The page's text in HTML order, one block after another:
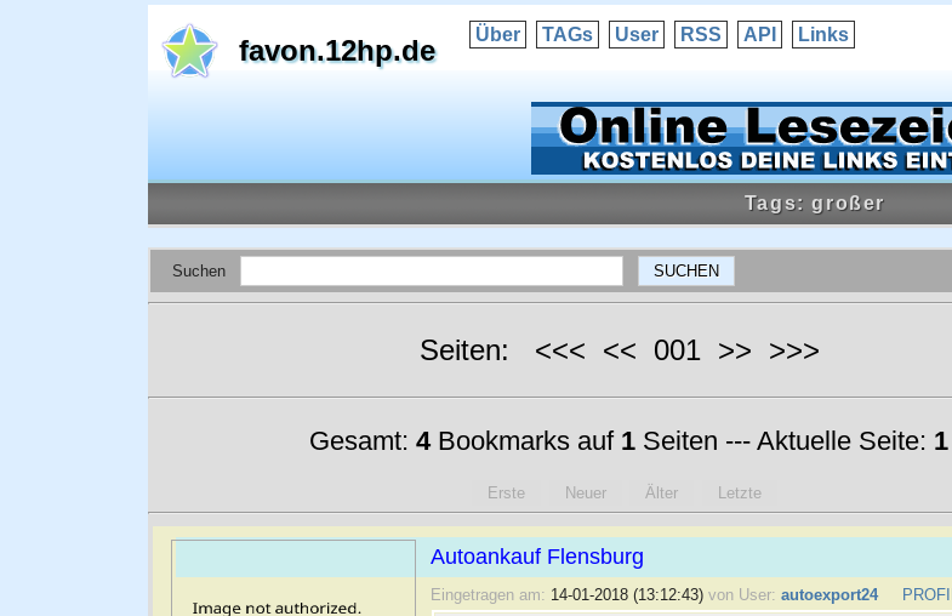
favon.12hp.de Über TAGs User RSS API Links
Tags: großer
Suchen
Seiten: <<< << 001 >> >>>
Gesamt: 4Bookmarks auf 1Seiten --- Aktuelle Seite: 1
Erste Neuer Älter Letzte
Autoankauf Flensburg
Eingetragen am: 14-01-2018 (13:12:43) von User: autoexport24
PROFIL